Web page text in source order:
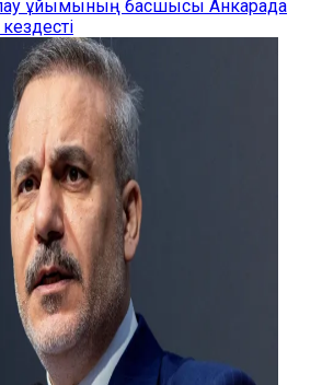
ұйымының басшысы Анкарада